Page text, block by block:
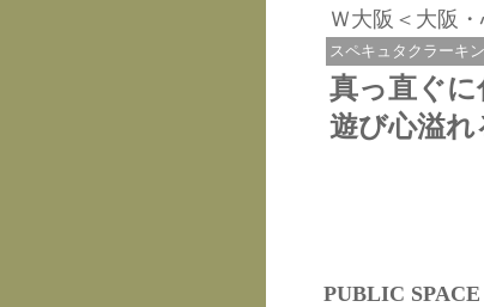
Ｗ大阪＜大阪・
スペキュタクラーキ
真っ直ぐ
遊び心溢
PUBLIC SPACE